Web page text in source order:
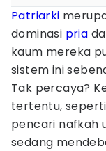
Patriarki
dominasi pria
kaum mereka
sistem ini
Tak percaya?
tertentu,
pencari nafkah
sedang